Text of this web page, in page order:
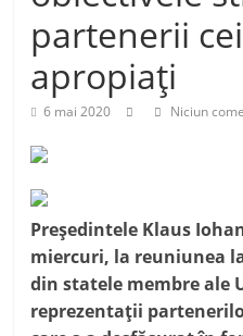
partenerii
apropiaţi
6 mai 2020 Niciun
Preşedintele Klaus
miercuri, la reuniunea
din statele membre ale
reprezentaţii